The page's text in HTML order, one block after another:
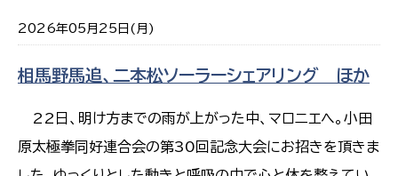
2026年05月25日(月)
相馬野馬追、二本松ソーラーシェアリング ほか
22日、明け方までの雨が上がった中、マロニエへ。小田
原太極拳同好連合会の第30回記念大会にお招きを頂きま